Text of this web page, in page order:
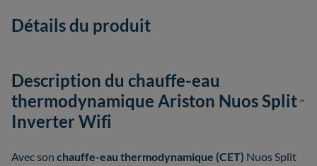
Détails du produit
Description du chauffe-eau
thermodynamique Ariston Nuos Split
Inverter Wifi
Avec son chauffe-eau thermodynamique (CET) Nuos Split